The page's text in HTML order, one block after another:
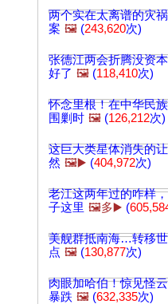
两个实在太离谱的灾
案 🖼️ (243,620次)
张德江两会折腾没资
好了 🖼️ (118,410次)
怀念里根！在中华民
围剿时 🖼️ (126,212次)
这巨大类星体消失的
然 🖼️▶️ (404,972次)
老江这两年过的咋样
子这里 🖼️多▶️ (
美舰群抵南海…转移
点 🖼️ (130,877次)
肉眼加哈伯！惊见怪
暴跌 🖼️ (632,335次)